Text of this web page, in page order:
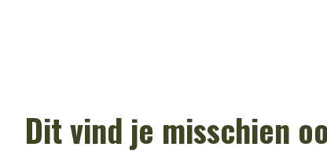
Dit vind je misschien